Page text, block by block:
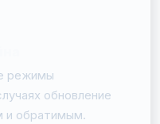
режимы
обновление
и обратимым.